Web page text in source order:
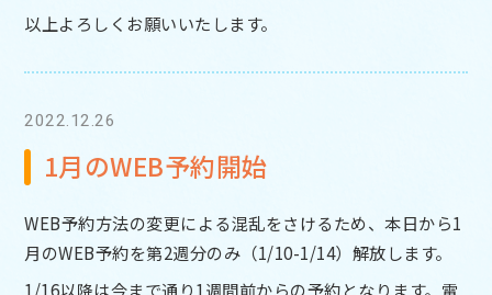
以上よろしくお願いいたします。
2022.12.26
1月のWEB予約開始
WEB予約方法の変更による混乱をさけるため、本日から1
月のWEB予約を第2週分のみ（1/10-1/14）解放します。
1/16以降は今まで通り1週間前からの予約となります。電